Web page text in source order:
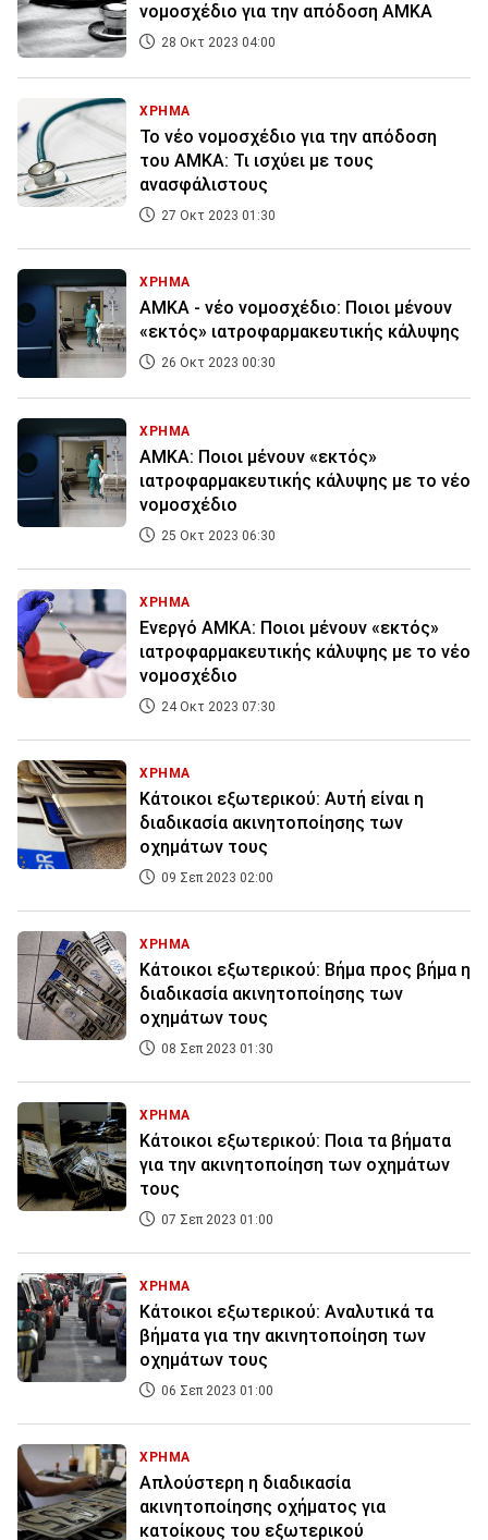
νομοσχέδιο για την απόδοση ΑΜΚΑ
28 Οκτ 2023 04:00
ΧΡΗΜΑ
Το νέο νομοσχέδιο για την απόδοση
του ΑΜΚΑ: Τι ισχύει με τους
ανασφάλιστους
27 Οκτ 2023 01:30
ΧΡΗΜΑ
ΑΜΚΑ - νέο νομοσχέδιο: Ποιοι μένουν
«εκτός» ιατροφαρμακευτικής κάλυψης
26 Οκτ 2023 00:30
ΧΡΗΜΑ
ΑΜΚΑ: Ποιοι μένουν «εκτός»
ιατροφαρμακευτικής κάλυψης με το νέο
νομοσχέδιο
25 Οκτ 2023 06:30
ΧΡΗΜΑ
Ενεργό ΑΜΚΑ: Ποιοι μένουν «εκτός»
ιατροφαρμακευτικής κάλυψης με το νέο
νομοσχέδιο
24 Οκτ 2023 07:30
ΧΡΗΜΑ
Κάτοικοι εξωτερικού: Αυτή είναι η
διαδικασία ακινητοποίησης των
οχημάτων τους
09 Σεπ 2023 02:00
ΧΡΗΜΑ
Κάτοικοι εξωτερικού: Βήμα προς βήμα η
διαδικασία ακινητοποίησης των
οχημάτων τους
08 Σεπ 2023 01:30
ΧΡΗΜΑ
Κάτοικοι εξωτερικού: Ποια τα βήματα
για την ακινητοποίηση των οχημάτων
τους
07 Σεπ 2023 01:00
ΧΡΗΜΑ
Κάτοικοι εξωτερικού: Αναλυτικά τα
βήματα για την ακινητοποίηση των
οχημάτων τους
06 Σεπ 2023 01:00
ΧΡΗΜΑ
Απλούστερη η διαδικασία
ακινητοποίησης οχήματος για
κατοίκους του εξωτερικού